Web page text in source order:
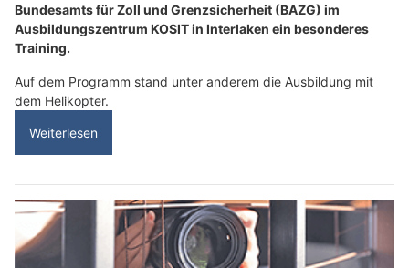
Bundesamts für Zoll und Grenzsicherheit (BAZG) im
Ausbildungszentrum KOSIT in Interlaken ein besonderes
Training.
Auf dem Programm stand unter anderem die Ausbildung mit
dem Helikopter.
Weiterlesen